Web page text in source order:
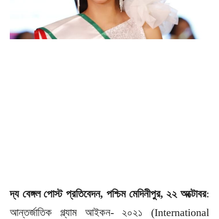
দ্য বেঙ্গল পোস্ট প্রতিবেদন, পশ্চিম মেদিনীপুর, ২২ অক্টোবর:
আন্তর্জাতিক গ্ল্যাম আইকন- ২০২১ (International